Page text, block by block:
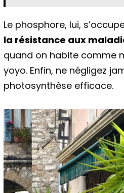
Le phosphore, lui,
la résistance aux
quand on habite comme
yoyo. Enfin, ne négligez
photosynthèse efficace.